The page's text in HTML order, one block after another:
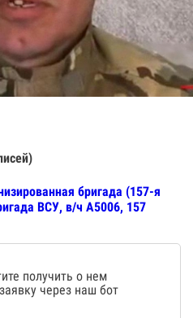
бригада (157-я
ВСУ, в/ч А5006, 157
получить о нем
через наш бот